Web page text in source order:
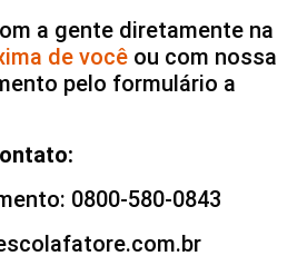
a gente diretamente na
de você ou com nossa
pelo formulário a
0800-580-0843